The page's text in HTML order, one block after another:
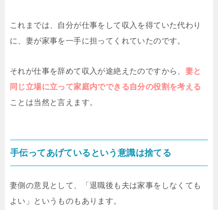
これまでは、自分が仕事をして収入を得ていた代わり
に、妻が家事を一手に担ってくれていたのです。
それが仕事を辞めて収入が途絶えたのですから、 妻と
同じ立場に立って家庭内でできる自分の役割を考える
ことは当然と言えます。
手伝ってあげているという意識は捨てる
妻側の意見として、「退職後も夫は家事をしなくても
よい」というものもあります。